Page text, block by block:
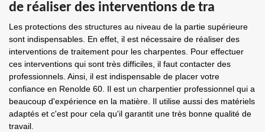
de réaliser des interventions de tra
Les protections des structures au niveau de la partie supérieure
sont indispensables. En effet, il est nécessaire de réaliser des
interventions de traitement pour les charpentes. Pour effectuer
ces interventions qui sont très difficiles, il faut contacter des
professionnels. Ainsi, il est indispensable de placer votre
confiance en Renolde 60. Il est un charpentier professionnel qui a
beaucoup d'expérience en la matière. Il utilise aussi des matériels
adaptés et c'est pour cela qu'il garantit une très bonne qualité de
travail.